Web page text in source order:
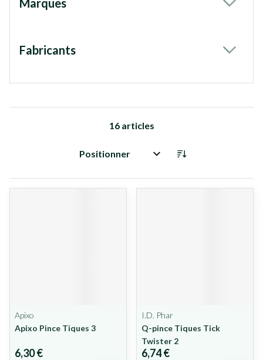
Marques
Fabricants
16articles
Trier par:
Apixo
Apixo Pince Tiques 3
6,30 €
I.D. Phar
Q-pince Tiques Tick
Twister 2
6,74 €